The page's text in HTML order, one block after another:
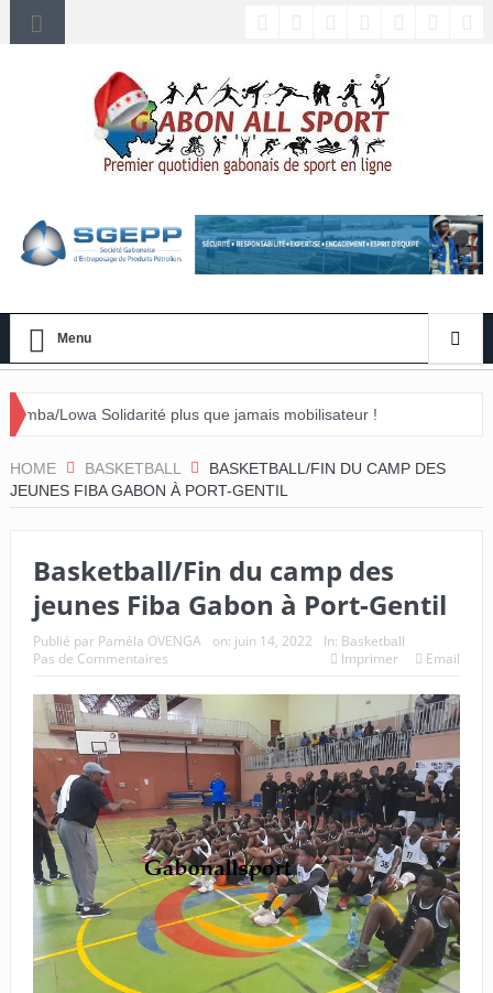
Menu
plus que jamais mobilisateur !
HOME BASKETBALL
BASKETBALL/FIN DU CAMP DES
JEUNES FIBA GABON À PORT-GENTIL
Basketball/Fin du camp des
jeunes Fiba Gabon à Port-Gentil
Publié par Paméla OVENGA on: juin 14, 2022 In: Basketball
Pas de Commentaires
Imprimer Email